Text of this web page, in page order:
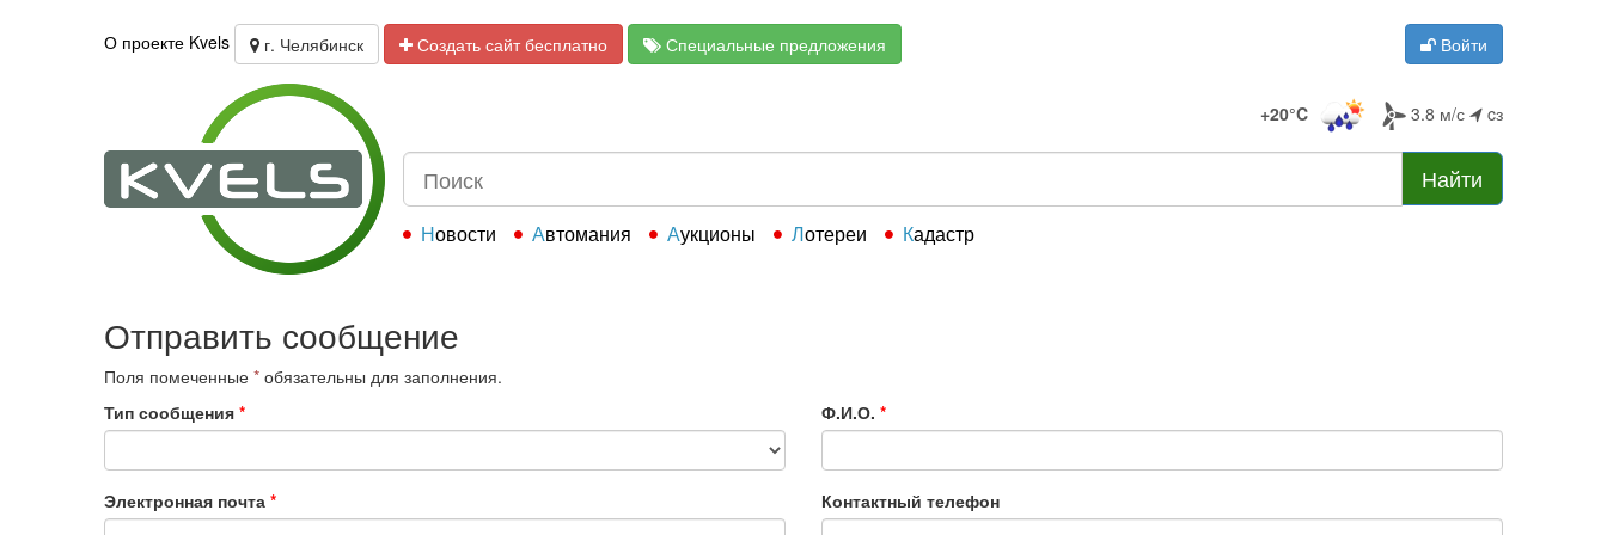
О проекте Kvels г. Челябинск Создать сайт бесплатно Специальные предложения Войти
+20°C 3.8 м/с cз
Найти
Новости Автомания Аукционы Лотереи Кадастр
Отправить сообщение
Поля помеченные * обязательны для заполнения.
Тип сообщения * Ф.И.О. *
Электронная почта * Контактный телефон